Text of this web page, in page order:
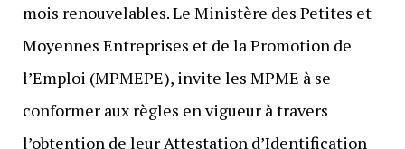
mois renouvelables. Le Ministère des Petites et
Moyennes Entreprises et de la Promotion de
l’Emploi (MPMEPE), invite les MPME à se
conformer aux règles en vigueur à travers
l’obtention de leur Attestation d’Identification